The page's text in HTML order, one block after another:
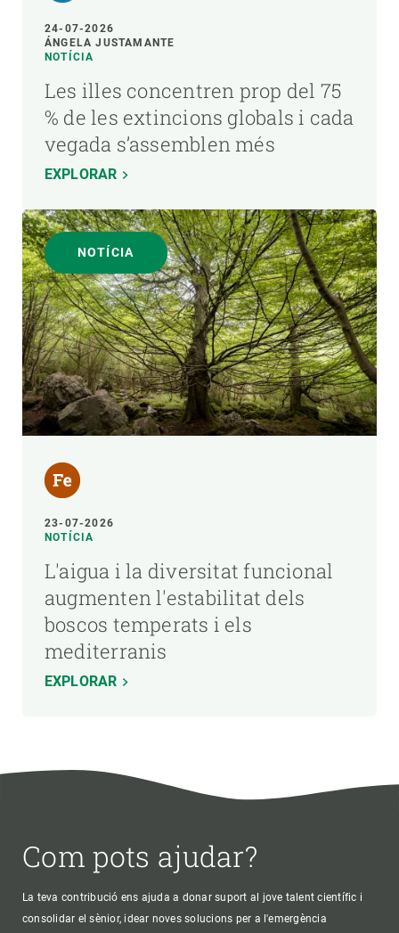
24-07-2026
ÁNGELA JUSTAMANTE
NOTÍCIA
Les illes concentren prop del 75
% de les extincions globals i cada
vegada s’assemblen més
EXPLORAR
NOTÍCIA
23-07-2026
NOTÍCIA
L'aigua i la diversitat funcional
augmenten l'estabilitat dels
boscos temperats i els
mediterranis
EXPLORAR
Com pots ajudar?
La teva contribució ens ajuda a donar suport al jove talent científic i
consolidar el sènior, idear noves solucions per a l'emergència